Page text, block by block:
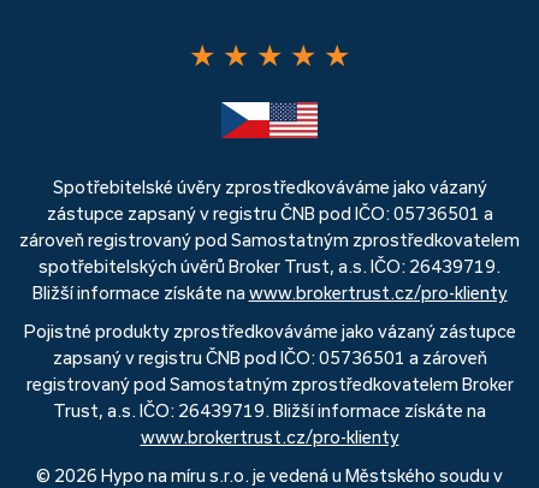
★ ★ ★ ★ ★
Spotřebitelské úvěry zprostředkováváme jako vázaný
zástupce zapsaný v registru ČNB pod IČO: 05736501 a
zároveň registrovaný pod Samostatným zprostředkovatelem
spotřebitelských úvěrů Broker Trust, a.s. IČO: 26439719.
Bližší informace získáte na www.brokertrust.cz/pro-klienty
Pojistné produkty zprostředkováváme jako vázaný zástupce
zapsaný v registru ČNB pod IČO: 05736501 a zároveň
registrovaný pod Samostatným zprostředkovatelem Broker
Trust, a.s. IČO: 26439719. Bližší informace získáte na
www.brokertrust.cz/pro-klienty
© 2026 Hypo na míru s.r.o. je vedená u Městského soudu v